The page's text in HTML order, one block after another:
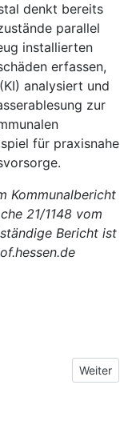
denkt bereits
parallel
installierten
erfassen,
analysiert und
zur
für praxisnahe
Kommunalbericht
21/1148 vom
Bericht ist
Nächster
Weiter